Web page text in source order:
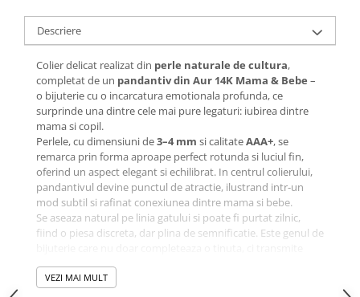
Descriere
Colier delicat realizat din perle naturale de cultura,
completat de un pandantiv din Aur 14K Mama & Bebe –
o bijuterie cu o incarcatura emotionala profunda, ce
surprinde una dintre cele mai pure legaturi: iubirea dintre
mama si copil.
Perlele, cu dimensiuni de3–4 mm si calitateAAA+, se
remarca prin forma aproape perfect rotunda si luciul fin,
oferind un aspect elegant si echilibrat. In centrul colierului,
pandantivul devine punctul de atractie, ilustrand intr-un
mod subtil si rafinat conexiunea dintre mama si bebe.
Se aseaza natural pe linia gatului si poate fi purtat zilnic,
fiind o piesa discreta, dar plina de semnificatie. Este genul de
emotie.
VEZI MAI MULT